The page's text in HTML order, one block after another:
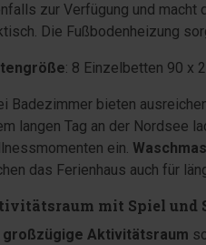
zur Verfügung und macht
Die Fußbodenheizung
: 8 Einzelbetten 90 x
Badezimmer bieten
langen Tag an der Nordsee
ein.
das Ferienhaus auch für
mit Spiel und
großzügige Aktivitätsraum